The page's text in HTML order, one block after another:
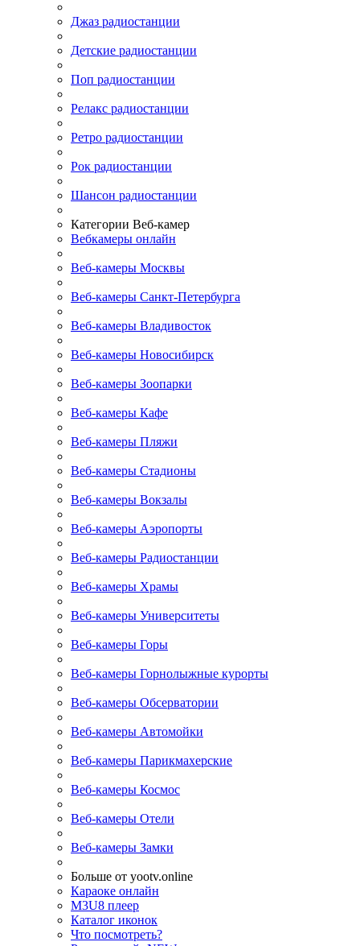
Джаз радиостанции
Детские радиостанции
Поп радиостанции
Релакс радиостанции
Ретро радиостанции
Рок радиостанции
Шансон радиостанции
Категории Веб-камер
Вебкамеры онлайн
Веб-камеры Москвы
Веб-камеры Санкт-Петербурга
Веб-камеры Владивосток
Веб-камеры Новосибирск
Веб-камеры Зоопарки
Веб-камеры Кафе
Веб-камеры Пляжи
Веб-камеры Стадионы
Веб-камеры Вокзалы
Веб-камеры Аэропорты
Веб-камеры Радиостанции
Веб-камеры Храмы
Веб-камеры Университеты
Веб-камеры Горы
Веб-камеры Горнолыжные курорты
Веб-камеры Обсерватории
Веб-камеры Автомойки
Веб-камеры Парикмахерские
Веб-камеры Космос
Веб-камеры Отели
Веб-камеры Замки
Больше от yootv.online
Караоке онлайн
M3U8 плеер
Каталог иконок
Что посмотреть?